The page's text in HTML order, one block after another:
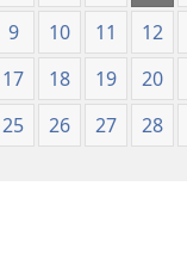
9
10 11 12
17
18 19 20
25
26 27 28